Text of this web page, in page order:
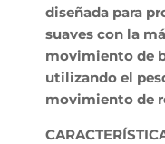
diseñada para
suaves con la
movimiento de
utilizando el
movimiento de